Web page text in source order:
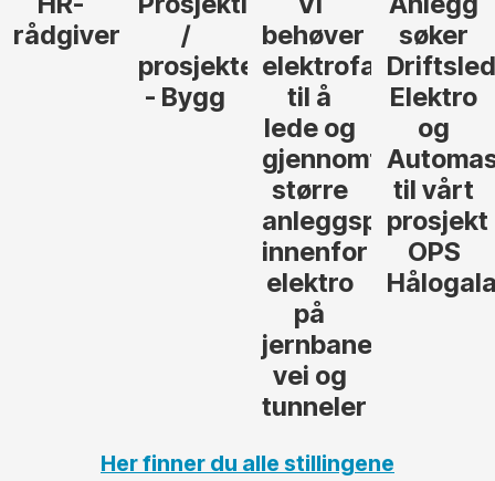
rådgiver
/
prosjekteringsleder
- Bygg
behøver
elektrofagfolk
til å
lede og
gjennomføre
større
anleggsprosjekter
innenfor
elektro
på
jernbane,
vei og
tunneler
søker
Elektro
og
til vårt
prosjekt
OPS
Her finner du alle stillingene